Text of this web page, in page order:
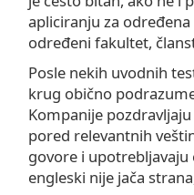
apliciranju za
određeni fakultet,
Posle nekih uvodnih
krug obično
Kompanije
pored relevantnih
govore i
engleski nije jača